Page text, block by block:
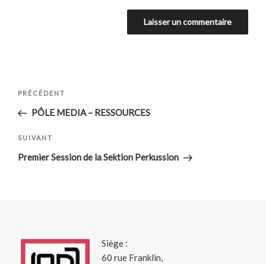
Navigation
l’article
Article
précédent
PRÉCÉDENT
PÔLE MEDIA – RESSOURCES
Article
suivant
SUIVANT
Premier Session de la Sektion Perkussion
Siège :
60 rue Franklin,